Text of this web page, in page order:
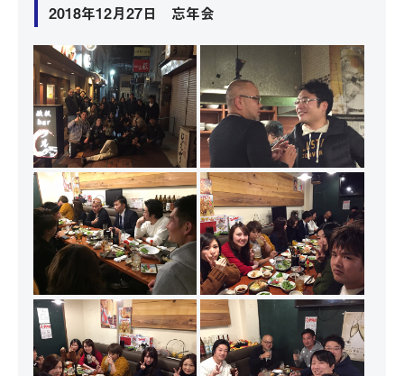
2018年12月27日 忘年会